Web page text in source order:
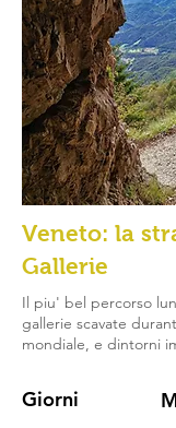
Veneto: la
Gallerie
Il piu' bel percorso
gallerie scavate
mondiale, e dintorni
Giorni